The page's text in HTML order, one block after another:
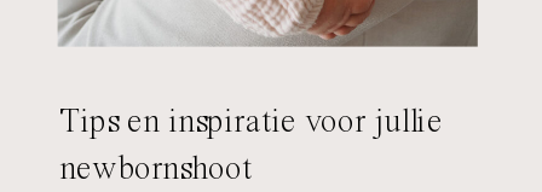
Tips en inspiratie voor jullie
newbornshoot